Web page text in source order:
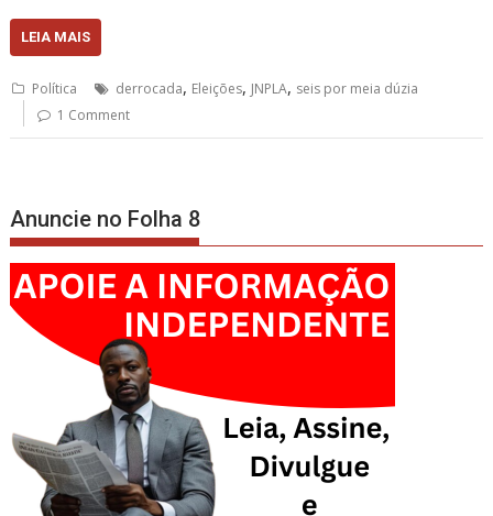
LEIA MAIS
Política derrocada, Eleições, JNPLA, seis por meia dúzia
1 Comment
Anuncie no Folha 8